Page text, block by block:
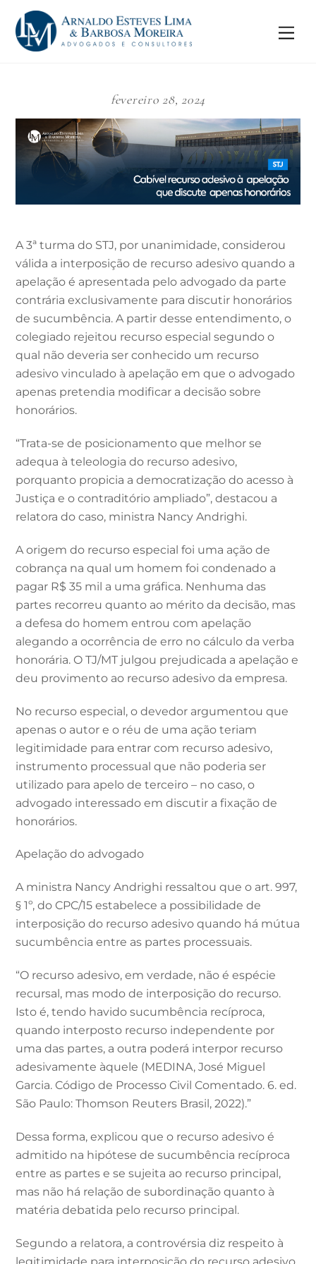
content
fevereiro 28, 2024
A 3ª turma do STJ, por unanimidade, considerou
válida a interposição de recurso adesivo quando a
apelação é apresentada pelo advogado da parte
contrária exclusivamente para discutir honorários
de sucumbência. A partir desse entendimento, o
colegiado rejeitou recurso especial segundo o
qual não deveria ser conhecido um recurso
adesivo vinculado à apelação em que o advogado
apenas pretendia modificar a decisão sobre
honorários.
“Trata-se de posicionamento que melhor se
adequa à teleologia do recurso adesivo,
porquanto propicia a democratização do acesso à
Justiça e o contraditório ampliado”, destacou a
relatora do caso, ministra Nancy Andrighi.
A origem do recurso especial foi uma ação de
cobrança na qual um homem foi condenado a
pagar R$ 35 mil a uma gráfica. Nenhuma das
partes recorreu quanto ao mérito da decisão, mas
a defesa do homem entrou com apelação
alegando a ocorrência de erro no cálculo da verba
honorária. O TJ/MT julgou prejudicada a apelação e
deu provimento ao recurso adesivo da empresa.
No recurso especial, o devedor argumentou que
apenas o autor e o réu de uma ação teriam
legitimidade para entrar com recurso adesivo,
instrumento processual que não poderia ser
utilizado para apelo de terceiro – no caso, o
advogado interessado em discutir a fixação de
honorários.
Apelação do advogado
A ministra Nancy Andrighi ressaltou que o art. 997,
§ 1º, do CPC/15 estabelece a possibilidade de
interposição do recurso adesivo quando há mútua
sucumbência entre as partes processuais.
“O recurso adesivo, em verdade, não é espécie
recursal, mas modo de interposição do recurso.
Isto é, tendo havido sucumbência recíproca,
quando interposto recurso independente por
uma das partes, a outra poderá interpor recurso
adesivamente àquele (MEDINA, José Miguel
Garcia. Código de Processo Civil Comentado. 6. ed.
São Paulo: Thomson Reuters Brasil, 2022).”
Dessa forma, explicou que o recurso adesivo é
admitido na hipótese de sucumbência recíproca
entre as partes e se sujeita ao recurso principal,
mas não há relação de subordinação quanto à
matéria debatida pelo recurso principal.
Segundo a relatora, a controvérsia diz respeito à
legitimidade para interposição do recurso adesivo.